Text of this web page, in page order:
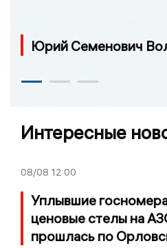
Юрий Семенович
Интересные
08/08 12:00
Уплывшие
ценовые стелы на
прошлась по